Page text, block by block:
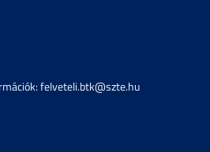
felveteli.btk@szte.hu